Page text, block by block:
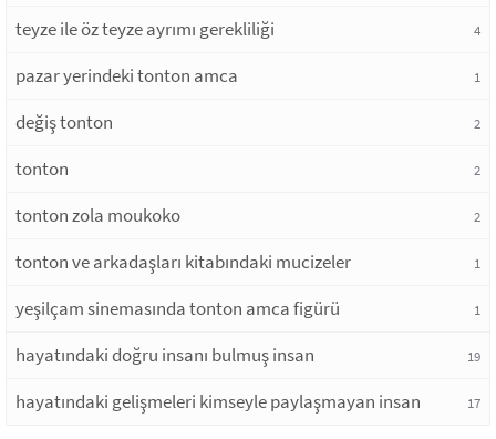
teyze ile öz teyze ayrımı gerekliliği 4
pazar yerindeki tonton amca 1
değiş tonton 2
tonton 2
tonton zola moukoko 2
tonton ve arkadaşları kitabındaki mucizeler 1
yeşilçam sinemasında tonton amca figürü 1
hayatındaki doğru insanı bulmuş insan 19
hayatındaki gelişmeleri kimseyle paylaşmayan insan 17